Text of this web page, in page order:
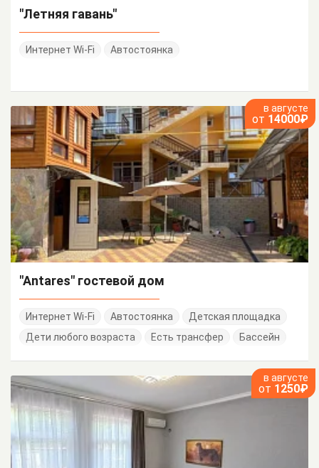
"Летняя гавань"
Интернет Wi-Fi Автостоянка
в августе
от 14000₽
"Antares" гостевой дом
Интернет Wi-Fi Автостоянка
Детская площадка
Дети любого возраста
Есть трансфер Бассейн
в августе
от 1250₽